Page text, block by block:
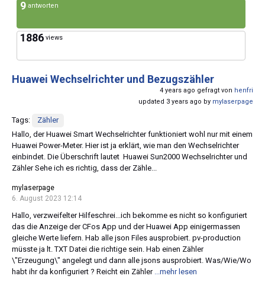
9 antworten
1886 views
Huawei Wechselrichter und Bezugszähler
4 years ago gefragt von henfri
updated 3 years ago by mylaserpage
Tags:
Zähler
Hallo, der Huawei Smart Wechselrichter funktioniert wohl nur mit einem
Huawei Power-Meter. Hier ist ja erklärt, wie man den Wechselrichter
einbindet. Die Überschrift lautet Huawei Sun2000 Wechselrichter und
Zähler Sehe ich es richtig, dass der Zähle...
mylaserpage
6. August 2023 12:14
Hallo, verzweifelter Hilfeschrei...ich bekomme es nicht so konfiguriert
das die Anzeige der CFos App und der Huawei App einigermassen
gleiche Werte liefern. Hab alle json Files ausprobiert. pv-production
müsste ja lt. TXT Datei die richtige sein. Hab einen Zähler
\"Erzeugung\" angelegt und dann alle jsons ausprobiert. Was/Wie/Wo
habt ihr da konfiguriert ? Reicht ein Zähler ...mehr lesen